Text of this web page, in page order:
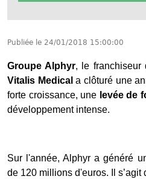
Publiée le 24/01/2018 15:00:00
Groupe Alphyr, le
Vitalis Medical a clôturé une
forte croissance, une levée de
développement intense.
Sur l'année, Alphyr a généré
de 120 millions d'euros. Il